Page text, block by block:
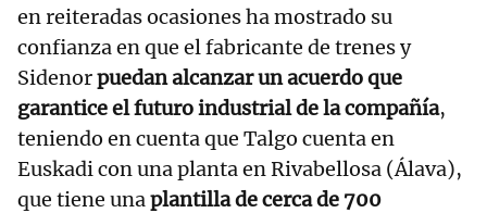
en reiteradas ocasiones ha mostrado su
confianza en que el fabricante de trenes y
Sidenorpuedan alcanzar un acuerdo que
garantice el futuro industrial de la compañía,
teniendo en cuenta que Talgo cuenta en
Euskadi con una planta en Rivabellosa (Álava),
que tiene unaplantilla de cerca de 700